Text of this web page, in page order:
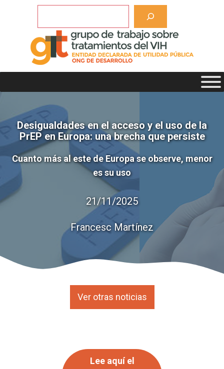
Desigualdades en el acceso y el uso de la
PrEP en Europa: una brecha que persiste
Cuanto más al este de Europa se observe, menor
es su uso
21/11/2025
Francesc Martínez
Ver otras noticias
Lee aquí el